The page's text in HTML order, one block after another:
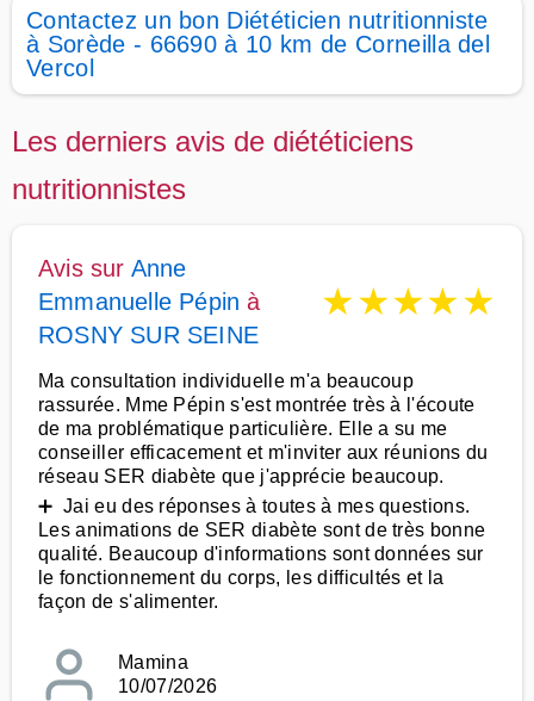
Contactez un bon Diététicien nutritionniste
à Sorède - 66690 à 10 km de Corneilla del
Vercol
Les derniers avis de diététiciens
nutritionnistes
Avis sur Anne
Emmanuelle Pépin à
ROSNY SUR SEINE
★★★★★
Ma consultation individuelle m'a beaucoup
rassurée. Mme Pépin s'est montrée très à l'écoute
de ma problématique particulière. Elle a su me
conseiller efficacement et m'inviter aux réunions du
réseau SER diabète que j'apprécie beaucoup.
➕ Jai eu des réponses à toutes à mes questions.
Les animations de SER diabète sont de très bonne
qualité. Beaucoup d'informations sont données sur
le fonctionnement du corps, les difficultés et la
façon de s'alimenter.
Mamina
10/07/2026